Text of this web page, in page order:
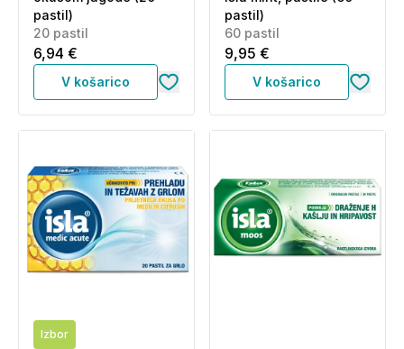
pastil)
20 pastil
6,94 €
V košarico
pastil)
60 pastil
9,95 €
V košarico
Izbor